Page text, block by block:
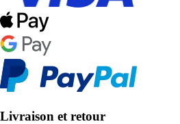
Livraison et retour